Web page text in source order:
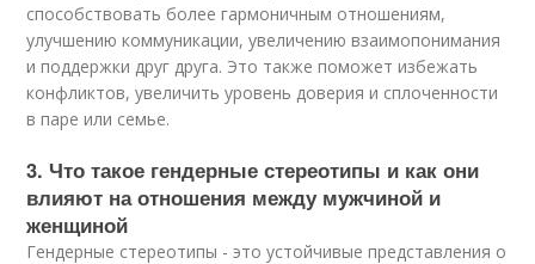
способствовать более гармоничным отношениям,
улучшению коммуникации, увеличению взаимопонимания
и поддержки друг друга. Это также поможет избежать
конфликтов, увеличить уровень доверия и сплоченности
в паре или семье.
3. Что такое гендерные стереотипы и как они
влияют на отношения между мужчиной и
женщиной
Гендерные стереотипы - это устойчивые представления о